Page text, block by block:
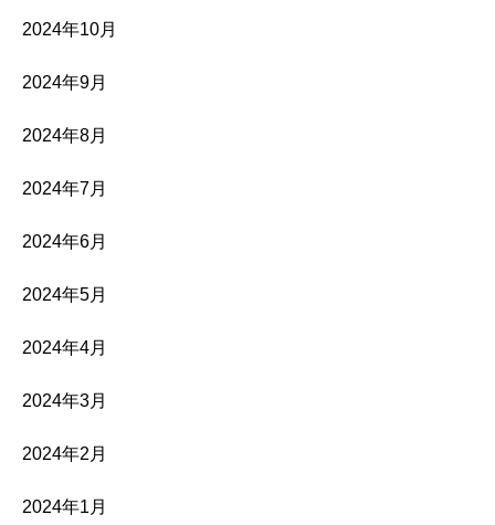
2024年10月
2024年9月
2024年8月
2024年7月
2024年6月
2024年5月
2024年4月
2024年3月
2024年2月
2024年1月